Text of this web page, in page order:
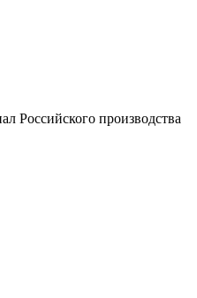
Российского производства